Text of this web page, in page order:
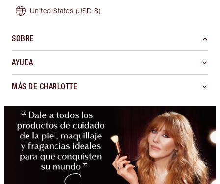
United States (USD $)
SOBRE
AYUDA
MÁS DE CHARLOTTE